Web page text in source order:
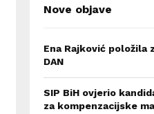
Nove objave
Ena Rajković položila
DAN
SIP BiH ovjerio
za kompenzacijske